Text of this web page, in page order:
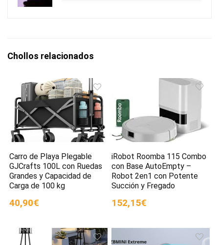
Chollos relacionados
Carro de Playa Plegable
GJCrafts 100L con Ruedas
Grandes y Capacidad de
Carga de 100 kg
40,90€
iRobot Roomba 115 Combo
con Base AutoEmpty –
Robot 2en1 con Potente
Succión y Fregado
152,15€